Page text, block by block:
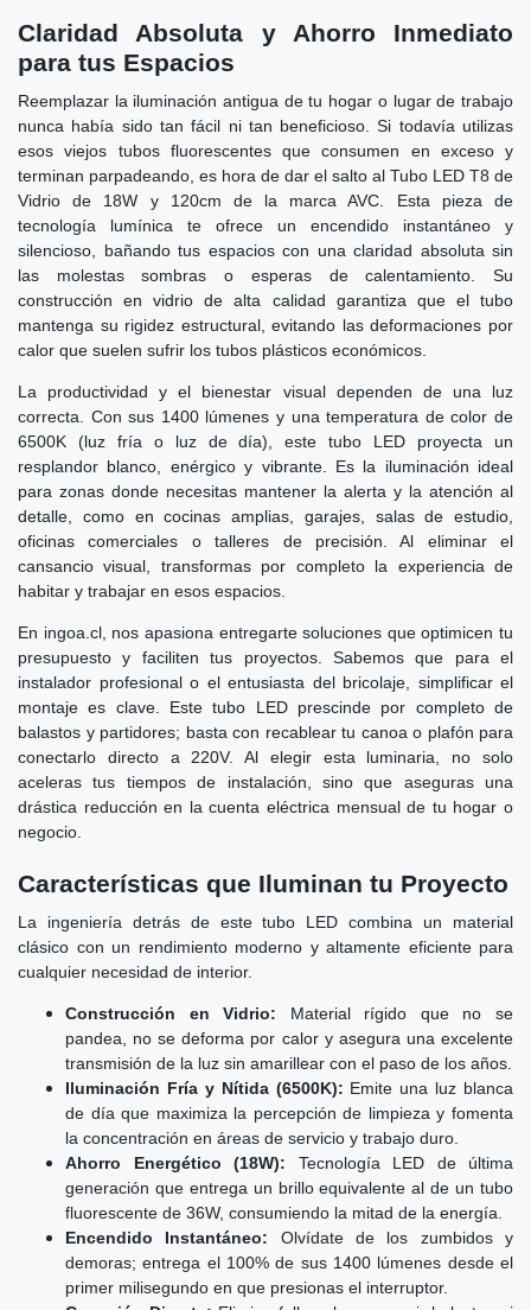
Claridad Absoluta y Ahorro Inmediato
para tus Espacios
Reemplazar la iluminación antigua de tu hogar o lugar de trabajo
nunca había sido tan fácil ni tan beneficioso. Si todavía utilizas
esos viejos tubos fluorescentes que consumen en exceso y
terminan parpadeando, es hora de dar el salto al Tubo LED T8 de
Vidrio de 18W y 120cm de la marca AVC. Esta pieza de
tecnología lumínica te ofrece un encendido instantáneo y
silencioso, bañando tus espacios con una claridad absoluta sin
las molestas sombras o esperas de calentamiento. Su
construcción en vidrio de alta calidad garantiza que el tubo
mantenga su rigidez estructural, evitando las deformaciones por
calor que suelen sufrir los tubos plásticos económicos.
La productividad y el bienestar visual dependen de una luz
correcta. Con sus 1400 lúmenes y una temperatura de color de
6500K (luz fría o luz de día), este tubo LED proyecta un
resplandor blanco, enérgico y vibrante. Es la iluminación ideal
para zonas donde necesitas mantener la alerta y la atención al
detalle, como en cocinas amplias, garajes, salas de estudio,
oficinas comerciales o talleres de precisión. Al eliminar el
cansancio visual, transformas por completo la experiencia de
habitar y trabajar en esos espacios.
En ingoa.cl, nos apasiona entregarte soluciones que optimicen tu
presupuesto y faciliten tus proyectos. Sabemos que para el
instalador profesional o el entusiasta del bricolaje, simplificar el
montaje es clave. Este tubo LED prescinde por completo de
balastos y partidores; basta con recablear tu canoa o plafón para
conectarlo directo a 220V. Al elegir esta luminaria, no solo
aceleras tus tiempos de instalación, sino que aseguras una
drástica reducción en la cuenta eléctrica mensual de tu hogar o
negocio.
Características que Iluminan tu Proyecto
La ingeniería detrás de este tubo LED combina un material
clásico con un rendimiento moderno y altamente eficiente para
cualquier necesidad de interior.
Construcción en Vidrio: Material rígido que no se
pandea, no se deforma por calor y asegura una excelente
transmisión de la luz sin amarillear con el paso de los años.
Iluminación Fría y Nítida (6500K): Emite una luz blanca
de día que maximiza la percepción de limpieza y fomenta
la concentración en áreas de servicio y trabajo duro.
Ahorro Energético (18W): Tecnología LED de última
generación que entrega un brillo equivalente al de un tubo
fluorescente de 36W, consumiendo la mitad de la energía.
Encendido Instantáneo: Olvídate de los zumbidos y
demoras; entrega el 100% de sus 1400 lúmenes desde el
primer milisegundo en que presionas el interruptor.